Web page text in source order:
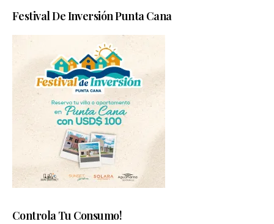
Festival De Inversión Punta Cana
Controla Tu Consumo!